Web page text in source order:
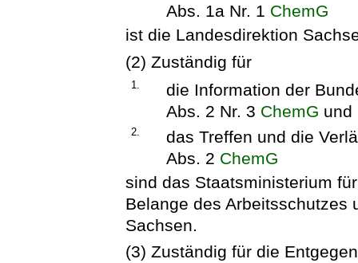
Abs. 1a Nr. 1 ChemG
ist die Landesdirektion
(2) Zuständig für
1.
die Information der
Abs. 2 Nr. 3 ChemG und
2.
das Treffen und die
Abs. 2 ChemG
sind das Staatsministerium
Belange des Arbeitsschutzes
Sachsen.
(3) Zuständig für die